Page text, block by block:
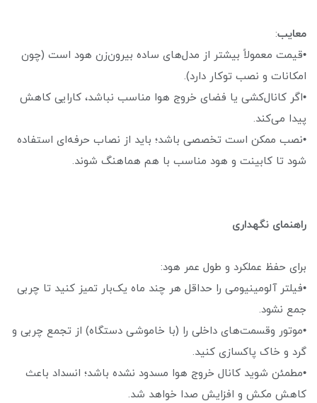
معایب:
•قیمت معمولاً بیشتر از مدل‌های ساده بیرون‌زن هود است (چون
امکانات و نصب توکار دارد).
•اگر کانال‌کشی یا فضای خروج هوا مناسب نباشد، کارایی کاهش
پیدا می‌کند.
•نصب ممکن است تخصصی باشد؛ باید از نصاب حرفه‌ای استفاده
شود تا کابینت و هود مناسب با هم هماهنگ شوند.
راهنمای نگهداری
برای حفظ عملکرد و طول عمر هود:
•فیلتر آلومینیومی را حداقل هر چند ماه یک‌بار تمیز کنید تا چربی
جمع نشود.
•موتور وقسمت‌های داخلی را (با خاموشی دستگاه) از تجمع چربی و
گرد و خاک پاکسازی کنید.
•مطمئن شوید کانال خروج هوا مسدود نشده باشد؛ انسداد باعث
کاهش مکش و افزایش صدا خواهد شد.